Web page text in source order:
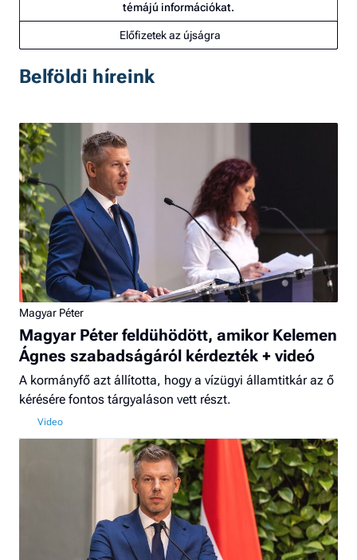
témájú információkat.
Előfizetek az újságra
Belföldi híreink
Magyar Péter
Magyar Péter feldühödött, amikor Kelemen
Ágnes szabadságáról kérdezték + videó
A kormányfő azt állította, hogy a vízügyi államtitkár az ő
kérésére fontos tárgyaláson vett részt.